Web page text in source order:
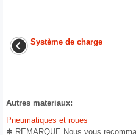
Système de charge
...
Autres materiaux:
Pneumatiques et roues
✽ REMARQUE Nous vous